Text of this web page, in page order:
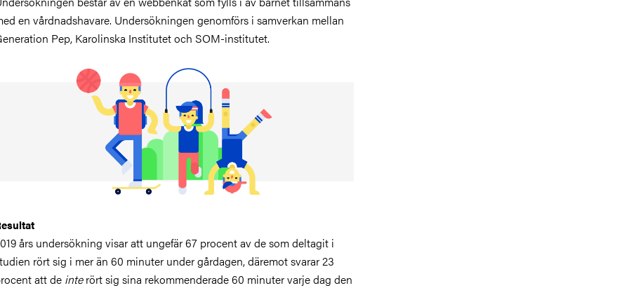
en vårdnadshavare. Undersökningen genomförs i samverkan mellan
Pep, Karolinska Institutet och SOM-institutet.
års undersökning visar att ungefär 67 procent av de som deltagit i
rört sig i mer än 60 minuter under gårdagen, däremot svarar 23
att de interört sig sina rekommenderade 60 minuter varje dag den